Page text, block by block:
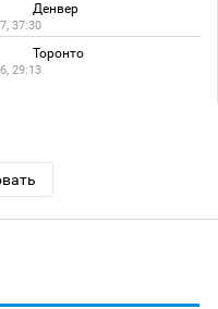
Денвер
37:30
Торонто
29:13